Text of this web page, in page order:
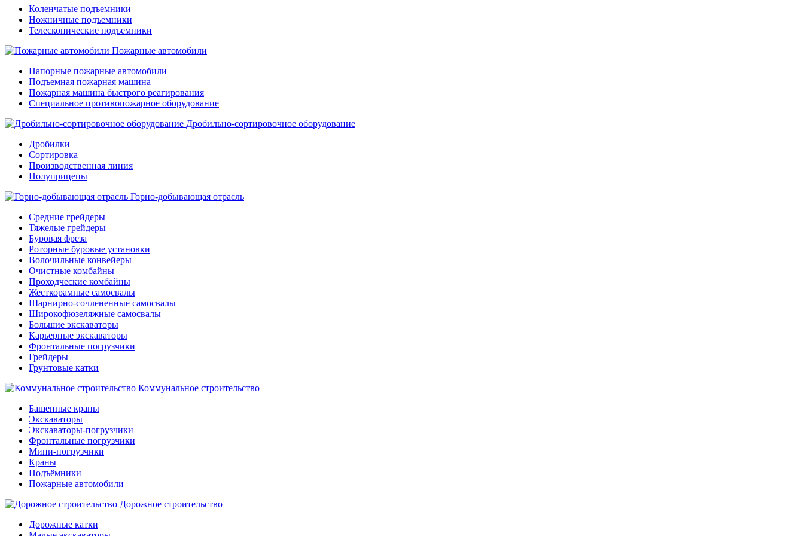
Коленчатые подъемники
Ножничные подъемники
Телескопические подъемники
Пожарные автомобили
Напорные пожарные автомобили
Подъемная пожарная машина
Пожарная машина быстрого реагирования
Специальное противопожарное оборудование
Дробильно-сортировочное оборудование
Дробилки
Сортировка
Производственная линия
Полуприцепы
Горно-добывающая отрасль
Средние грейдеры
Тяжелые грейдеры
Буровая фреза
Роторные буровые установки
Волочильные конвейеры
Очистные комбайны
Проходческие комбайны
Жесткорамные самосвалы
Шарнирно-сочлененные самосвалы
Широкофюзеляжные самосвалы
Большие экскаваторы
Карьерные экскаваторы
Фронтальные погрузчики
Грейдеры
Грунтовые катки
Коммунальное строительство
Башенные краны
Экскаваторы
Экскаваторы-погрузчики
Фронтальные погрузчики
Мини-погрузчики
Краны
Подъёмники
Пожарные автомобили
Дорожное строительство
Дорожные катки